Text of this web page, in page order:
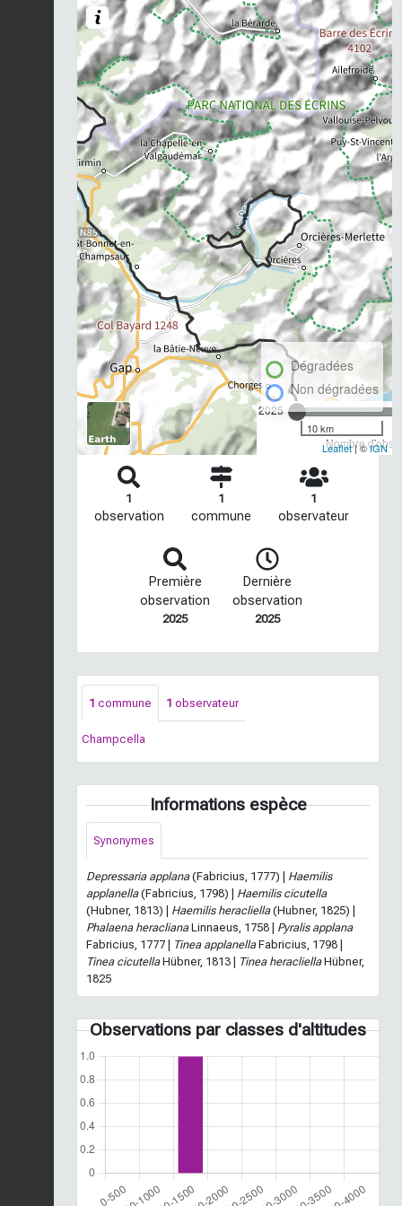
2025
Nombre
Dégradées
Non dégradées
10 km
Leaflet| ©IGN
1
observation
1
commune
1
observateur
Première
observation
2025
Dernière
observation
2025
1 commune 1 observateur
Champcella
Informations espèce
Synonymes
Depressaria applana(Fabricius, 1777) | Haemilis
applanella(Fabricius, 1798) | Haemilis cicutella
(Hubner, 1813) | Haemilis heracliella(Hubner, 1825) |
Phalaena heraclianaLinnaeus, 1758 | Pyralis applana
Fabricius, 1777 | Tinea applanellaFabricius, 1798 |
Tinea cicutellaHübner, 1813 | Tinea heracliellaHübner,
1825
Observations par classes d'altitudes